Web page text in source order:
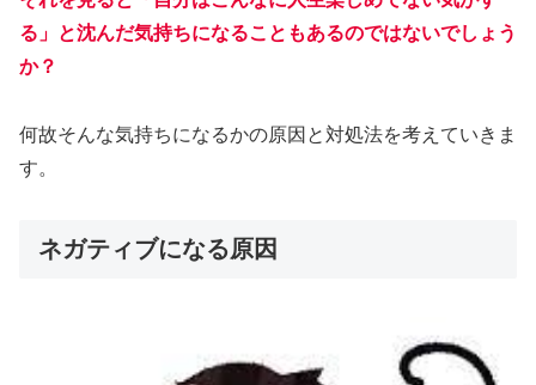
る」と沈んだ気持ちになることもあるのではないでしょう
か？
何故そんな気持ちになるかの原因と対処法を考えていきま
す。
ネガティブになる原因